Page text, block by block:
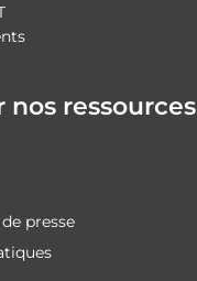
nos ressources
presse